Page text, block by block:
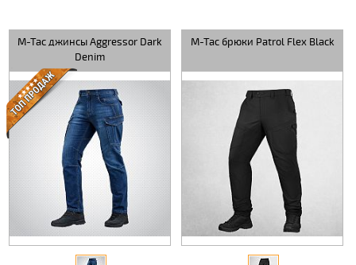
M-Tac джинсы Aggressor Dark
Denim
M-Tac брюки Patrol Flex Black